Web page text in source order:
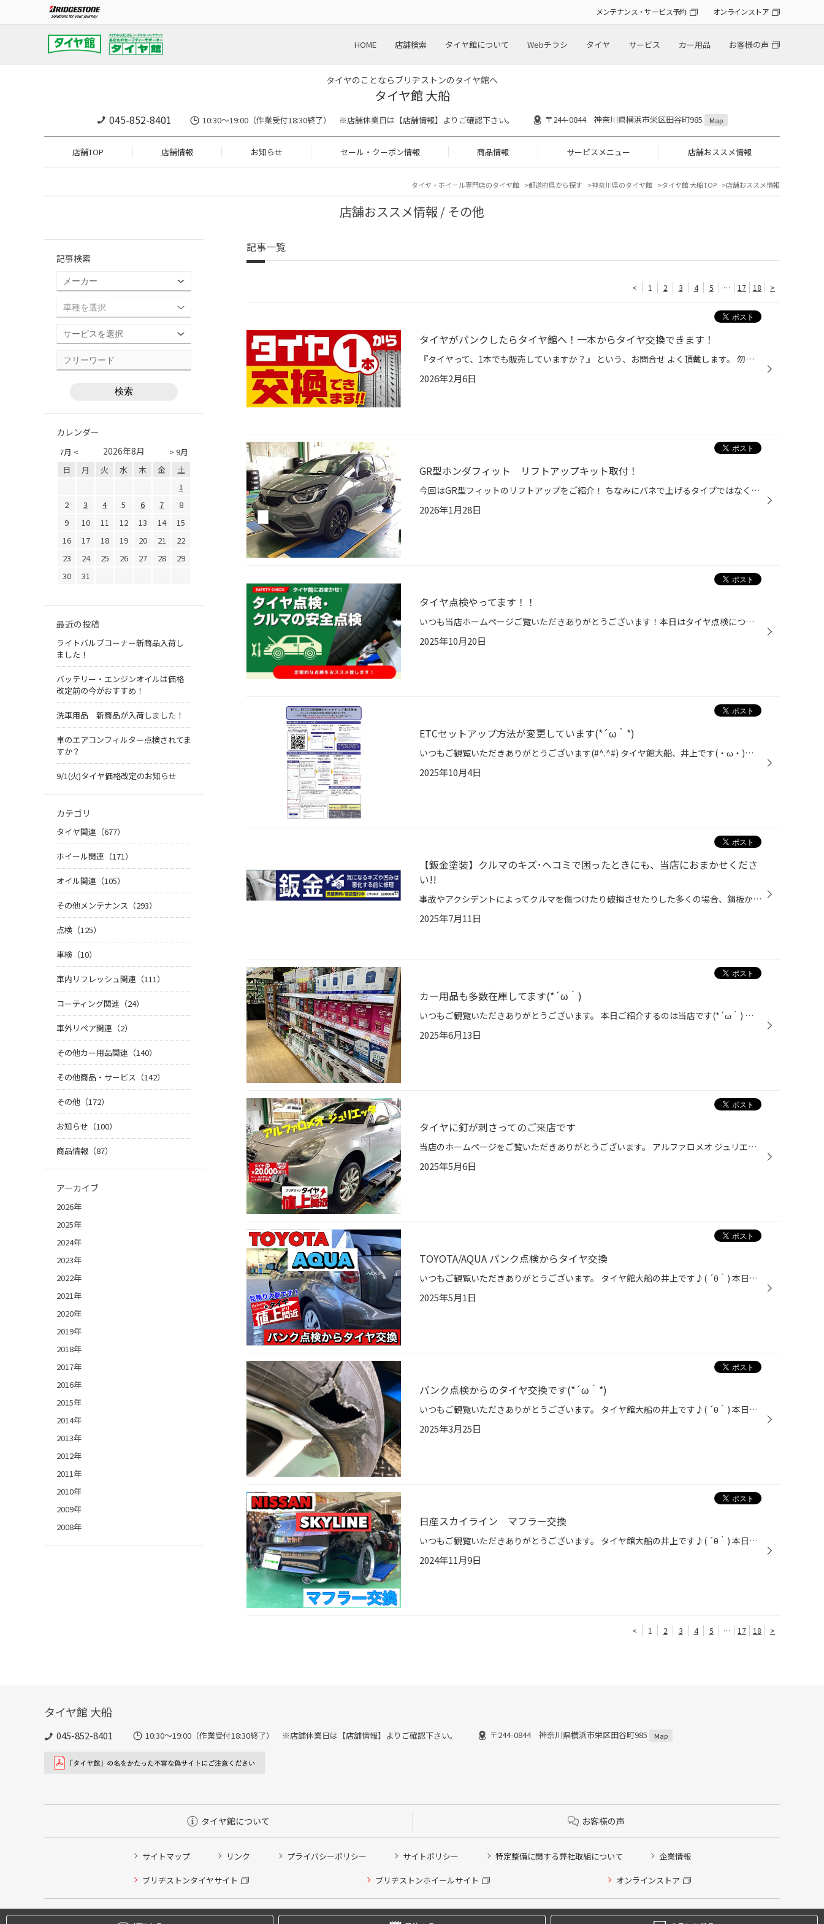
メンテナンス・サービス予約 オンラインストア
HOME 店舗検索 タイヤ館について Webチラシ タイヤ サービス カー用品 お客様の声
タイヤのことならブリヂストンのタイヤ館へ
タイヤ館 大船
045-852-8401 10:30～19:00（作業受付18:30終了） ※店舗休業日は【店舗情報】よりご確認下さい。 〒244-0844 神奈川県横浜市栄区田谷町985 Map
店舗TOP 店舗情報 お知らせ セール・クーポン情報 商品情報 サービスメニュー 店舗おススメ情報
タイヤ・ホイール専門店のタイヤ館 都道府県から探す 神奈川県のタイヤ館 タイヤ館 大船TOP 店舗おススメ情報
店舗おススメ情報 / その他
記事一覧
< 1 2 3 4 5 … 17 18 >
タイヤがパンクしたらタイヤ館へ！一本からタイヤ交換できます！
『タイヤって、1本でも販売していますか？』 という、お問合せ よく頂戴します。 勿論、1本でも大丈夫です。 2本交換または4本交換など タイヤの状態により、ご提案させていただく場合もございます。 タイヤ交換は一本から受け付けておりますで、お気軽にご相談ください。 「タイヤ交換を何処に頼べ...
2026年2月6日
GR型ホンダフィット リフトアップキット取付！
今回はGR型フィットのリフトアップをご紹介！ ちなみにバネで上げるタイプではなくスペーサーを入れるタイプのリフトアップになります。 シルクロードのリフトアップキットを使用しました。 かなり印象も変わりますね！ 横から見るとさらに変化がわかりますよね？ リフトアップ、ローダウンにご興味...
2026年1月28日
タイヤ点検やってます！！
いつも当店ホームページご覧いただきありがとうございます！本日はタイヤ点検についていくつかお話しさせていただきますのでよろしければお付き合いくださいね(^^)/■タイヤ点検タイヤ点検で何をするか？？①空気圧点検②外傷点検（経年劣化によるヒビ等）③偏摩耗点検④残溝点検というものがあります！...
2025年10月20日
ETCセットアップ方法が変更しています(*´ω｀*)
いつもご観覧いただきありがとうございます(#^.^#) タイヤ館大船、井上です(・ω・)ノ 今日のご案内は高速道路や自動車専用道路を使うときにとても便利なETCのお話です(*´ω｀) 「ETCを取付したい」、「車を買い替えたから再セットアップをしたい」そういう時は 今まではお店に行ってセットアップ用紙...
2025年10月4日
【鈑金塗装】クルマのキズ･ヘコミで困ったときにも、当店におまかせくださ
い!!
事故やアクシデントによってクルマを傷つけたり破損させたりした多くの場合、鋼板からなる一般的な外装パネルやバンパー等の樹脂製品などを、交換せずに修理することができます。そのような外装パネル等のキズやへこみなどの損傷を修復することを「鈑金」といいます。鈑金作業を行ったのち、必要に...
2025年7月11日
カー用品も多数在庫してます(*´ω｀)
いつもご観覧いただきありがとうございます。 本日ご紹介するのは当店です(*´ω｀) タイヤ館ってタイヤとかホイールしか置いてないですか？？ よく言われますが当店はカー用品も多数用意しております( *´艸｀) まずはオイル・バッテリー(*´ω｀) ワイパーやウィンドーケミカル類 洗車用品も多数ご用意...
2025年6月13日
タイヤに釘が刺さってのご来店です
当店のホームページをご覧いただきありがとうございます。 アルファロメオ ジュリエッタのタイヤ交換をご紹介します。 お客さまがタイヤのパンクに気づきご来店されました。 タイヤをご購入いただいた際、パンク補償にご加入いただいていたので 手続き後、交換の承認を得られたのでタイヤ交換させて...
2025年5月6日
TOYOTA/AQUA パンク点検からタイヤ交換
いつもご観覧いただきありがとうございます。 タイヤ館大船の井上です♪( ´θ｀) 本日ご紹介するのはこちら(● ˃̶͈̀ロ˂̶͈́)੭ꠥ⁾⁾ ＜＜作業詳細＞＞ 車種：アクア メーカー:トヨタ 作業内容：パンク点検 ご依頼頂いたきっかけ：パンクしたためタイヤ交換したい 使用方法：レジャーなど 走行中にパンクし...
2025年5月1日
パンク点検からのタイヤ交換です(*´ω｀*)
いつもご観覧いただきありがとうございます。 タイヤ館大船の井上です♪( ´θ｀) 本日ご紹介するのはこちら(● ˃̶͈̀ロ˂̶͈́)੭ꠥ⁾⁾ ＜＜作業詳細＞＞ 車種：ホンダ メーカー:ヴェゼル 作業内容：パンク点検からのタイヤ交換 ご依頼頂いたきっかけ：走行中にガタガタ音がして 使用方法：通勤、仕事など お...
2025年3月25日
日産スカイライン マフラー交換
いつもご観覧いただきありがとうございます。 タイヤ館大船の井上です♪( ´θ｀) 本日ご紹介するのはこちら(● ˃̶͈̀ロ˂̶͈́)੭ꠥ⁾⁾ ＜＜作業詳細＞＞ 車種：スカイライン メーカー:日産 作業内容：マフラー交換 ご依頼頂いたきっかけ：友達の足回り交換の付き添いで 使用方法：レジャーなど 純正はこんな...
2024年11月9日
< 1 2 3 4 5 … 17 18 >
記事検索
カレンダー
7月 < > 9月
2026年8月
日 月 火 水 木 金
土
1
2
3 4 5 6 7
8
9
10 11 12 13 14
15
16
17 18 19 20 21
22
23
24 25 26 27 28
29
30
31
最近の投稿
ライトバルブコーナー新商品入荷し
ました！
バッテリー・エンジンオイルは価格
改定前の今がおすすめ！
洗車用品 新商品が入荷しました！
車のエアコンフィルター点検されてま
すか？
9/1(火)タイヤ価格改定のお知らせ
カテゴリ
タイヤ関連（677）
ホイール関連（171）
オイル関連（105）
その他メンテナンス（293）
点検（125）
車検（10）
車内リフレッシュ関連（111）
コーティング関連（24）
車外リペア関連（2）
その他カー用品関連（140）
その他商品・サービス（142）
その他（172）
お知らせ（100）
商品情報（87）
アーカイブ
2026年
2025年
2024年
2023年
2022年
2021年
2020年
2019年
2018年
2017年
2016年
2015年
2014年
2013年
2012年
2011年
2010年
2009年
2008年
タイヤ館 大船
045-852-8401 10:30～19:00（作業受付18:30終了） ※店舗休業日は【店舗情報】よりご確認下さい。 〒244-0844 神奈川県横浜市栄区田谷町985 Map
タイヤ館について お客様の声
サイトマップ リンク プライバシーポリシー サイトポリシー 特定整備に関する弊社取組について 企業情報
ブリヂストンタイヤサイト ブリヂストンホイールサイト オンラインストア
Copyright © 2024 Bridgestone Retail Co.,Ltd. All rights Reserved.
タイヤ点検・安全点検/タイヤ履き替え/オイル交換/その他ピット作業の予約
クローク契約会員専用タイヤ履き替え※タイヤ履き替えを希望のクローク契約会員の方はこちらを選択ください
本日のタイヤ履き替え順番待ち予約 ※クローク契約会員の方はご利用いただけません